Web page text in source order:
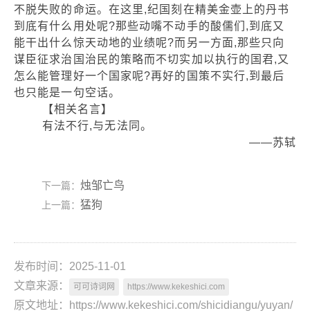
不脱失败的命运。在这里,纪国刻在精美金壶上的丹书
到底有什么用处呢?那些动嘴不动手的酸儒们,到底又
能干出什么惊天动地的业绩呢?而另一方面,那些只向
谋臣征求治国治民的策略而不切实加以执行的国君,又
怎么能管理好一个国家呢?再好的国策不实行,到最后
也只能是一句空话。
【相关名言】
有法不行,与无法同。
——苏轼
下一篇： 烛邹亡鸟
上一篇： 猛狗
发布时间：2025-11-01
文章来源：
可可诗词网 https://www.kekeshici.com
原文地址：https://www.kekeshici.com/shicidiangu/yuyan/